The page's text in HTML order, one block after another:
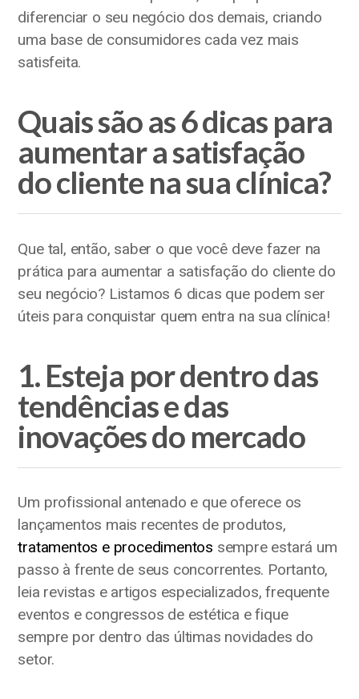
diferenciar o seu negócio dos demais, criando
uma base de consumidores cada vez mais
satisfeita.
Quais são as 6 dicas para
aumentar a satisfação
do cliente na sua clínica?
Que tal, então, saber o que você deve fazer na
prática para aumentar a satisfação do cliente do
seu negócio? Listamos 6 dicas que podem ser
úteis para conquistar quem entra na sua clínica!
1. Esteja por dentro das
tendências e das
inovações do mercado
Um profissional antenado e que oferece os
lançamentos mais recentes de produtos,
tratamentos e procedimentos sempre estará um
passo à frente de seus concorrentes. Portanto,
leia revistas e artigos especializados, frequente
eventos e congressos de estética e fique
sempre por dentro das últimas novidades do
setor.